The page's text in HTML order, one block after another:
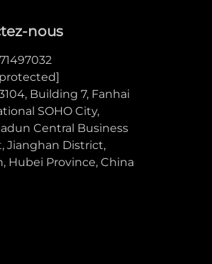
nous
Building 7, Fanhai
SOHO City,
Central Business
Jianghan District,
Hubei Province, China